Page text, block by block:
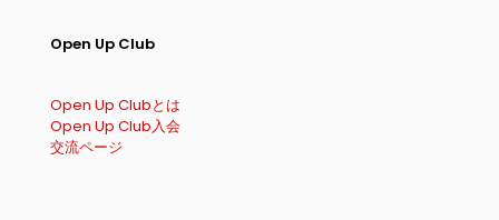
Open Up Club
Open Up Clubとは
Open Up Club入会
交流ページ